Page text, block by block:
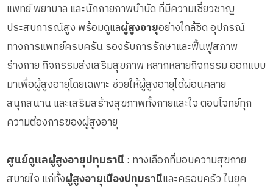
แพทย์ พยาบาล และนักกายภาพบำบัด ที่มีความเชี่ยวชาญ
ประสบการณ์สูง พร้อมดูแลผู้สูงอายุอย่างใกล้ชิด อุปกรณ์
ทางการแพทย์ครบครัน รองรับการรักษาและฟื้นฟูสภาพ
ร่างกาย กิจกรรมส่งเสริมสุขภาพ หลากหลายกิจกรรม ออกแบบ
มาเพื่อผู้สูงอายุโดยเฉพาะ ช่วยให้ผู้สูงอายุได้ผ่อนคลาย
สนุกสนาน และเสริมสร้างสุขภาพทั้งกายและใจ ตอบโจทย์ทุก
ความต้องการของผู้สูงอายุ
ศูนย์ดูแลผู้สูงอายุปทุมธานี : ทางเลือกที่มอบความสุขกาย
สบายใจ แก่ทั้งผู้สูงอายุเมืองปทุมธานีและครอบครัว ในยุค